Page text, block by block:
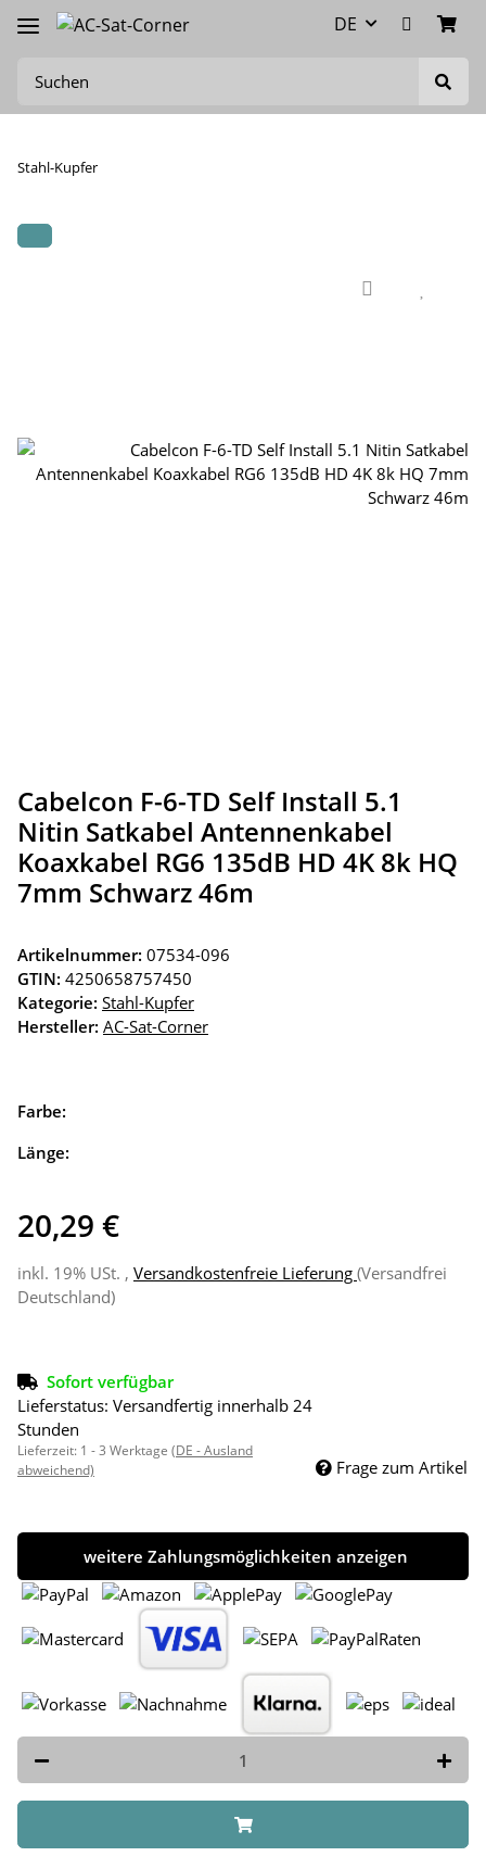
DE
Stahl-Kupfer
Cabelcon F-6-TD Self Install 5.1
Nitin Satkabel Antennenkabel
Koaxkabel RG6 135dB HD 4K 8k HQ
7mm Schwarz 46m
Artikelnummer: 07534-096
GTIN: 4250658757450
Kategorie: Stahl-Kupfer
Hersteller: AC-Sat-Corner
Farbe:
Länge:
20,29 €
inkl. 19% USt. , Versandkostenfreie Lieferung (Versandfrei
Deutschland)
Sofort verfügbar
Lieferstatus: Versandfertig innerhalb 24
Stunden
Lieferzeit: 1 - 3 Werktage (DE - Ausland
abweichend)
Frage zum Artikel
weitere Zahlungsmöglichkeiten anzeigen